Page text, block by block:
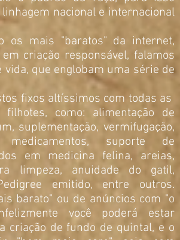
nacional e internacional
os mais "baratos" da internet,
criação responsável, falamos
que englobam uma série de
fixos altíssimos com todas as
como: alimentação de
suplementação, vermifugação,
medicamentos, suporte de
em medicina felina, areias,
limpeza, anuidade do gatil,
emitido, entre outros.
barato" ou de anúncios com "o
você poderá estar
criação de fundo de quintal, e o